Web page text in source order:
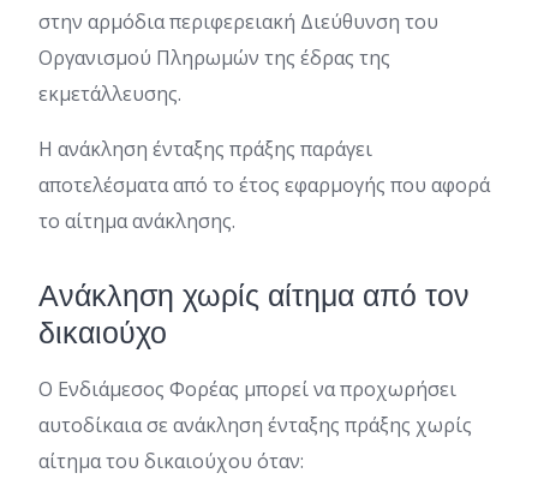
στην αρμόδια περιφερειακή Διεύθυνση του
Οργανισμού Πληρωμών της έδρας της
εκμετάλλευσης.
Η ανάκληση ένταξης πράξης παράγει
αποτελέσματα από το έτος εφαρμογής που αφορά
το αίτημα ανάκλησης.
Ανάκληση χωρίς αίτημα από τον
δικαιούχο
Ο Ενδιάμεσος Φορέας μπορεί να προχωρήσει
αυτοδίκαια σε ανάκληση ένταξης πράξης χωρίς
αίτημα του δικαιούχου όταν: